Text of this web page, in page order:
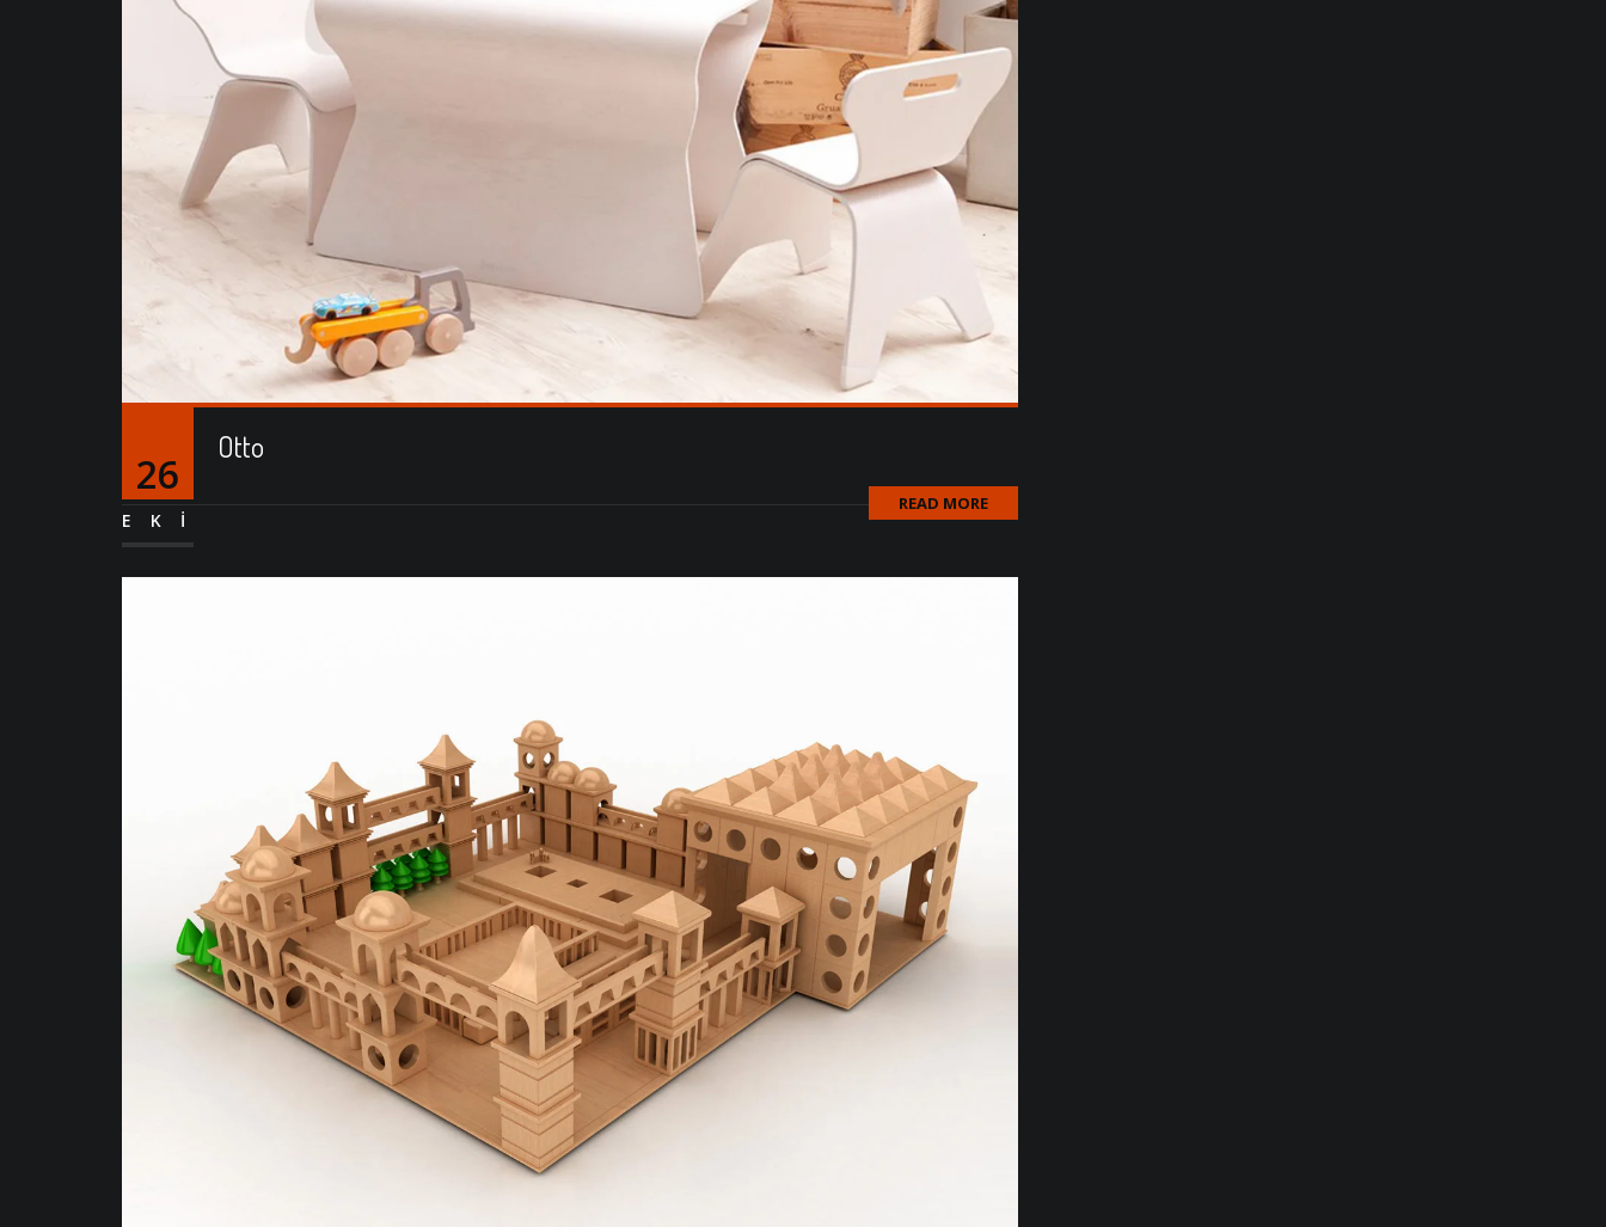
26
EKI
Otto
READ MORE